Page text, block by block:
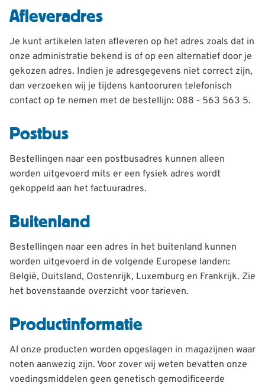
Afleveradres
Je kunt artikelen laten afleveren op het adres zoals dat in
onze administratie bekend is of op een alternatief door je
gekozen adres. Indien je adresgegevens niet correct zijn,
dan verzoeken wij je tijdens kantooruren telefonisch
contact op te nemen met de bestellijn: 088 - 563 563 5.
Postbus
Bestellingen naar een postbusadres kunnen alleen
worden uitgevoerd mits er een fysiek adres wordt
gekoppeld aan het factuuradres.
Buitenland
Bestellingen naar een adres in het buitenland kunnen
worden uitgevoerd in de volgende Europese landen:
België, Duitsland, Oostenrijk, Luxemburg en Frankrijk. Zie
het bovenstaande overzicht voor tarieven.
Productinformatie
Al onze producten worden opgeslagen in magazijnen waar
noten aanwezig zijn. Voor zover wij weten bevatten onze
voedingsmiddelen geen genetisch gemodificeerde